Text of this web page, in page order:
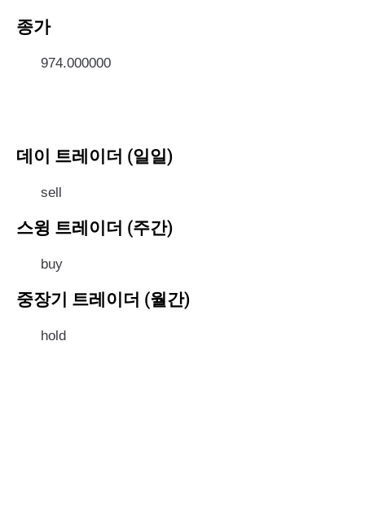
종가
974.000000
데이 트레이더 (일일)
sell
스윙 트레이더 (주간)
buy
중장기 트레이더 (월간)
hold